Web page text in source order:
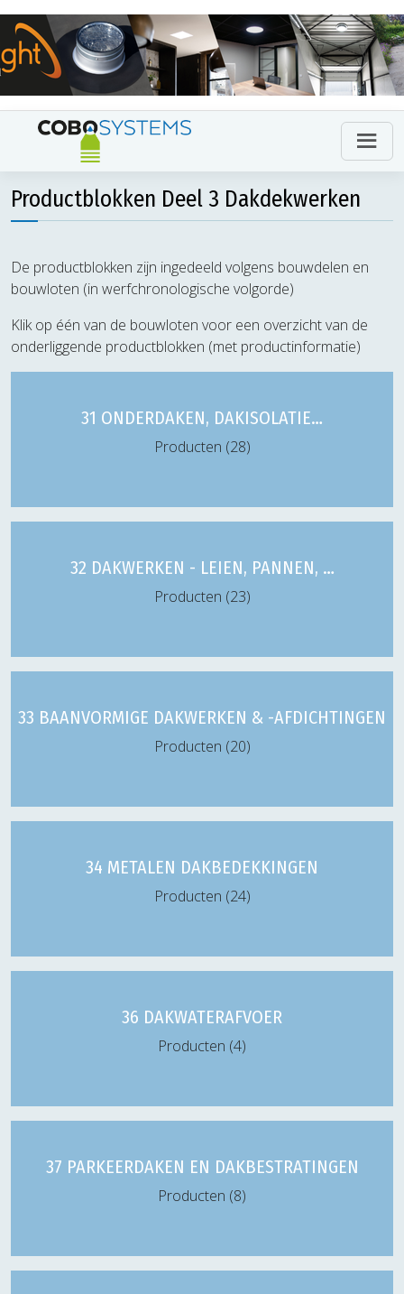
Productblokken Deel 3 Dakdekwerken
De productblokken zijn ingedeeld volgens bouwdelen en
bouwloten (in werfchronologische volgorde)
Klik op één van de bouwloten voor een overzicht van de
onderliggende productblokken (met productinformatie)
31 ONDERDAKEN, DAKISOLATIE…
Producten (28)
32 DAKWERKEN - LEIEN, PANNEN, …
Producten (23)
33 BAANVORMIGE DAKWERKEN & -AFDICHTINGEN
Producten (20)
34 METALEN DAKBEDEKKINGEN
Producten (24)
36 DAKWATERAFVOER
Producten (4)
37 PARKEERDAKEN EN DAKBESTRATINGEN
Producten (8)